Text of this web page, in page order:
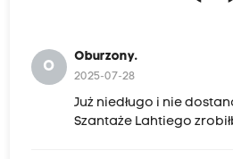
O
Oburzony.
2025-07-28
Już niedługo i nie
Szantaże Lahtiego